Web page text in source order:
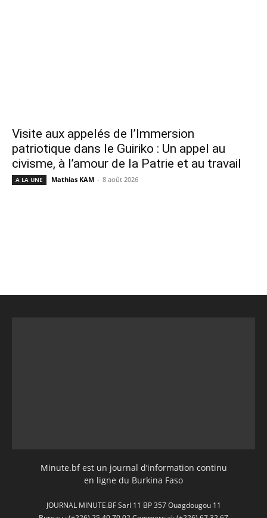
Visite aux appelés de l’Immersion
patriotique dans le Guiriko : Un appel au
civisme, à l’amour de la Patrie et au travail
A LA UNE Mathias KAM - 8 août 2026
Minute.bf est un journal d’information continu
en ligne du Burkina Faso
JOURNAL MINUTE.BF Sarl 11 BP 357 Ouagdougou 11